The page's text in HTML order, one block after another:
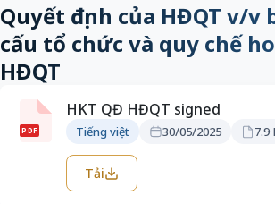
Quyết định của HĐQT v/v
cấu tổ chức và quy chế
HĐQT
PDF
HKT QĐ HĐQT signed
Tiếng việt 30/05/2025 7.9
Tải